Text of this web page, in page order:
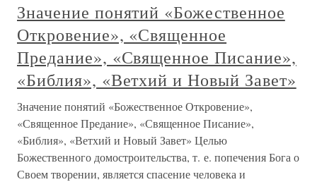
Значение понятий «Божественное
Откровение», «Священное
Предание», «Священное Писание»,
«Библия», «Ветхий и Новый Завет»
Значение понятий «Божественное Откровение»,
«Священное Предание», «Священное Писание»,
«Библия», «Ветхий и Новый Завет» Целью
Божественного домостроительства, т. е. попечения Бога о
Своем творении, является спасение человека и